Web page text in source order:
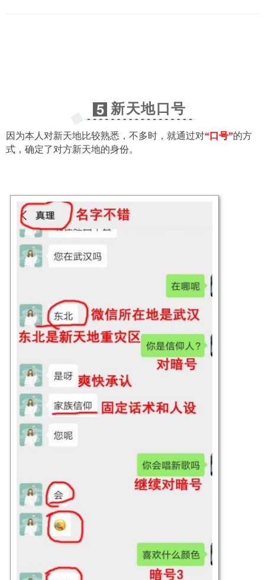
5 新天地口号
因为本人对新天地比较熟悉，不多时，就通过对“口号”的方
式，确定了对方新天地的身份。